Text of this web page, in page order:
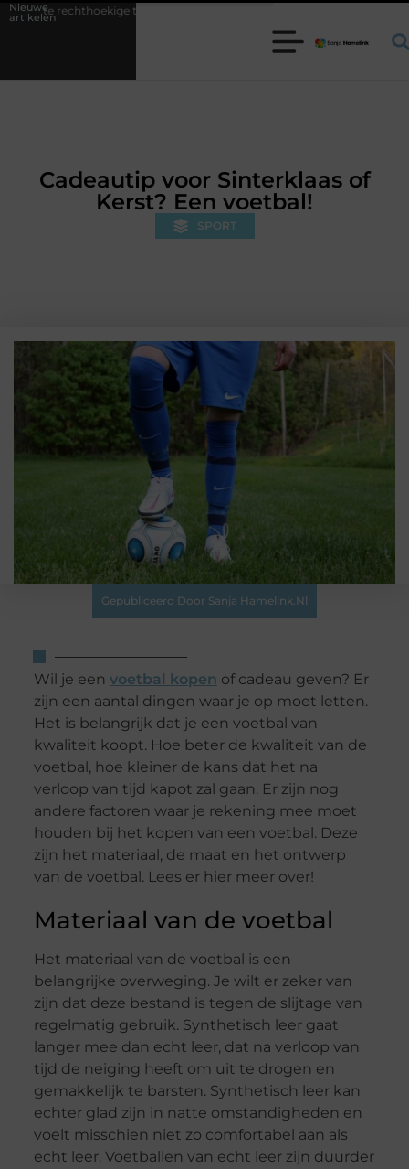
Nieuwe
artikelen
trampoline kiezen voor jouw tuin
Cadeautip voor Sinterklaas of
Kerst? Een voetbal!
SPORT
Gepubliceerd Door Sanja Hamelink.nl
Wil je een voetbal kopen of cadeau geven? Er
zijn een aantal dingen waar je op moet letten.
Het is belangrijk dat je een voetbal van
kwaliteit koopt. Hoe beter de kwaliteit van de
voetbal, hoe kleiner de kans dat het na
verloop van tijd kapot zal gaan. Er zijn nog
andere factoren waar je rekening mee moet
houden bij het kopen van een voetbal. Deze
zijn het materiaal, de maat en het ontwerp
van de voetbal. Lees er hier meer over!
Materiaal van de voetbal
Het materiaal van de voetbal is een
belangrijke overweging. Je wilt er zeker van
zijn dat deze bestand is tegen de slijtage van
regelmatig gebruik. Synthetisch leer gaat
langer mee dan echt leer, dat na verloop van
tijd de neiging heeft om uit te drogen en
gemakkelijk te barsten. Synthetisch leer kan
echter glad zijn in natte omstandigheden en
voelt misschien niet zo comfortabel aan als
echt leer. Voetballen van echt leer zijn duurder